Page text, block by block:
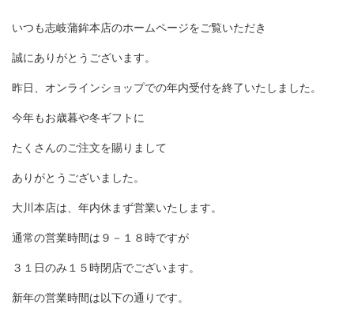
FOLLOW US
株式会社 志岐蒲鉾本店
TEL: 0944-88-3168
（受付時間 9:00〜18:00）
いつも志岐蒲鉾本店のホームページをご覧いただき
誠にありがとうございます。
昨日、オンラインショップでの年内受付を終了いたしました。
今年もお歳暮や冬ギフトに
たくさんのご注文を賜りまして
ありがとうございました。
大川本店は、年内休まず営業いたします。
通常の営業時間は９－１８時ですが
３１日のみ１５時閉店でございます。
新年の営業時間は以下の通りです。